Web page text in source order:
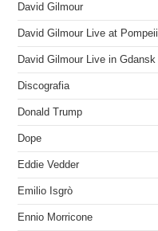
David Gilmour
David Gilmour Live at Pompeii
David Gilmour Live in Gdansk
Discografia
Donald Trump
Dope
Eddie Vedder
Emilio Isgrò
Ennio Morricone